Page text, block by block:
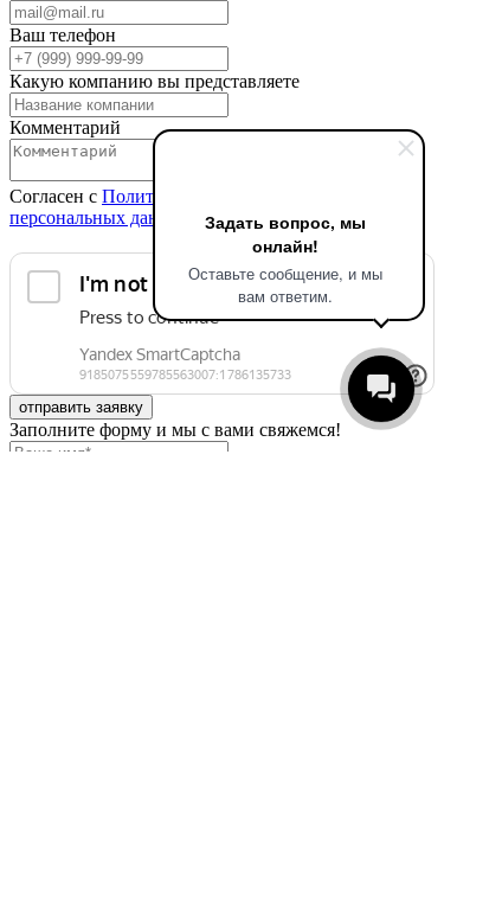
Задать вопрос, мы
онлайн!
Оставьте сообщение, и мы
вам ответим.
Ваш телефон
Какую компанию вы представляете
Комментарий
Согласен с Политикой в отношении обработки
персональных данных
отправить заявку
Заполните форму и мы с вами свяжемся!